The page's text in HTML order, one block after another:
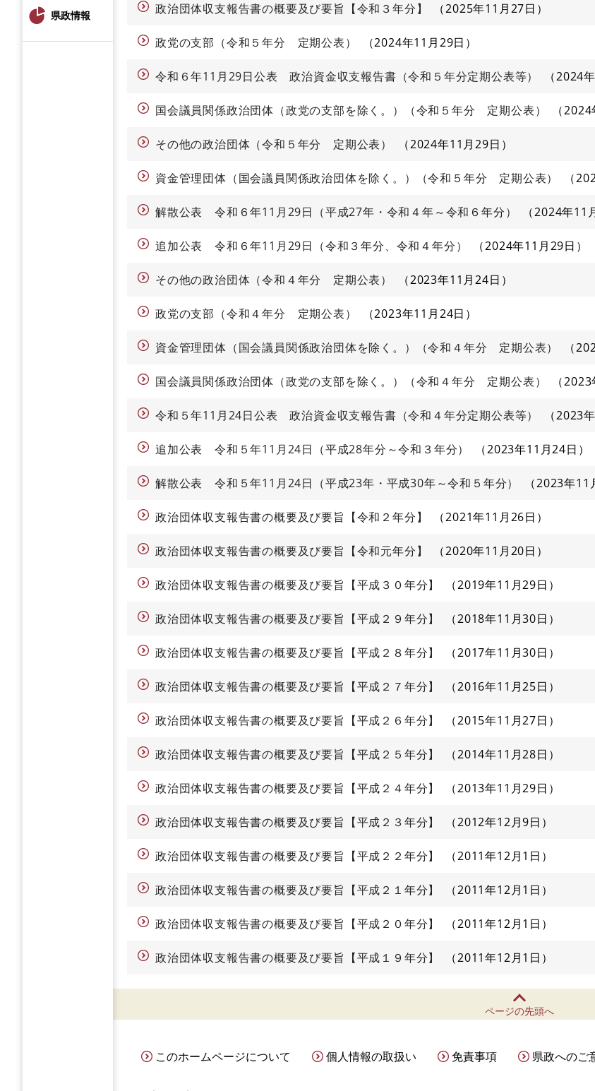
県政情報 政治団体収支報告書の概要及び要旨【令和３年分】 2025年11月27日
政党の支部（令和５年分 定期公表） 2024年11月29日
令和６年11月29日公表 政治資金収支報告書（令和５年分定期公表等） 2024
国会議員関係政治団体（政党の支部を除く。）（令和５年分 定期公表） 2024
その他の政治団体（令和５年分 定期公表） 2024年11月29日
資金管理団体（国会議員関係政治団体を除く。）（令和５年分 定期公表）
解散公表 令和６年11月29日（平成27年・令和４年～令和６年分） 2024年11
追加公表 令和６年11月29日（令和３年分、令和４年分） 2024年11月29日
その他の政治団体（令和４年分 定期公表） 2023年11月24日
政党の支部（令和４年分 定期公表） 2023年11月24日
資金管理団体（国会議員関係政治団体を除く。）（令和４年分 定期公表）
国会議員関係政治団体（政党の支部を除く。）（令和４年分 定期公表） 2023
令和５年11月24日公表 政治資金収支報告書（令和４年分定期公表等） 2023
追加公表 令和５年11月24日（平成28年分～令和３年分） 2023年11月24日
解散公表 令和５年11月24日（平成23年・平成30年～令和５年分） 2023年11
政治団体収支報告書の概要及び要旨【令和２年分】 2021年11月26日
政治団体収支報告書の概要及び要旨【令和元年分】 2020年11月20日
政治団体収支報告書の概要及び要旨【平成３０年分】 2019年11月29日
政治団体収支報告書の概要及び要旨【平成２９年分】 2018年11月30日
政治団体収支報告書の概要及び要旨【平成２８年分】 2017年11月30日
政治団体収支報告書の概要及び要旨【平成２７年分】 2016年11月25日
政治団体収支報告書の概要及び要旨【平成２６年分】 2015年11月27日
政治団体収支報告書の概要及び要旨【平成２５年分】 2014年11月28日
政治団体収支報告書の概要及び要旨【平成２４年分】 2013年11月29日
政治団体収支報告書の概要及び要旨【平成２３年分】 2012年12月9日
政治団体収支報告書の概要及び要旨【平成２２年分】 2011年12月1日
政治団体収支報告書の概要及び要旨【平成２１年分】 2011年12月1日
政治団体収支報告書の概要及び要旨【平成２０年分】 2011年12月1日
政治団体収支報告書の概要及び要旨【平成１９年分】 2011年12月1日
ページの先頭へ
このホームページについて 個人情報の取扱い 免責事項 県政へのご